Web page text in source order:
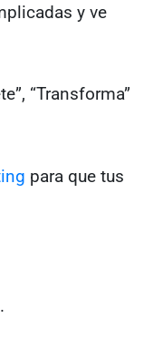
y ve
“Transforma”
para que tus